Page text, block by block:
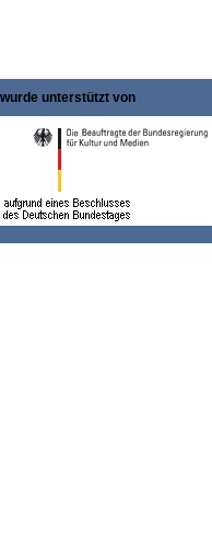
wurde unterstützt von